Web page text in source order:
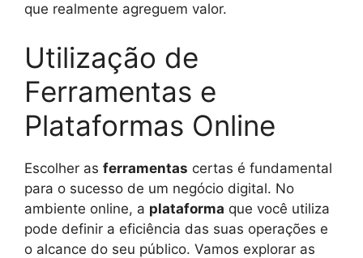
que realmente agreguem valor.
Utilização de
Ferramentas e
Plataformas Online
Escolher as ferramentas certas é fundamental
para o sucesso de um negócio digital. No
ambiente online, a plataforma que você utiliza
pode definir a eficiência das suas operações e
o alcance do seu público. Vamos explorar as